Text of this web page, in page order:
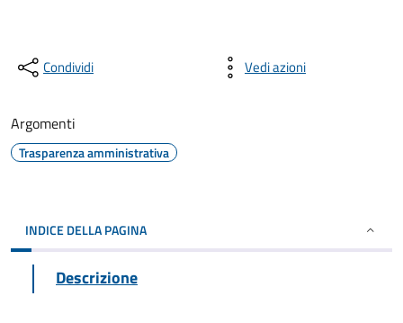
Condividi Vedi azioni
Argomenti
Trasparenza amministrativa
INDICE DELLA PAGINA
Descrizione